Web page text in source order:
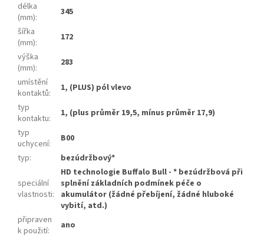
délka
(mm):
345
šířka
(mm):
172
výška
(mm):
283
umístění
kontaktů:
1, (PLUS) pól vlevo
typ
kontaktu:
1, (plus průměr 19,5, mínus průměr 17,9)
typ
uchycení:
B00
typ: bezúdržbový*
speciální
vlastnosti:
HD technologie Buffalo Bull - * bezúdržbová při
splnění základních podmínek péče o
akumulátor (žádné přebíjení, žádné hluboké
vybití, atd.)
připraven
k použití: ano